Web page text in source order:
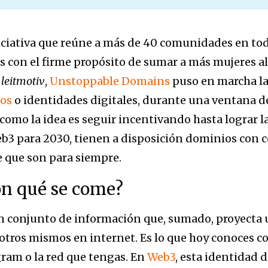
que reúne a más de 40 comunidades en
con el firme propósito de sumar a más mujeres al
leitmotiv,Unstoppable Domains puso en marcha
o identidades digitales, durante una ventana
la idea es seguir incentivando hasta lograr
para 2030, tienen a disposición dominios con
son para siempre.
qué se come?
de información que, sumado, proyecta
mismos en internet. Es lo que hoy conoces
o la red que tengas. EnWeb3, esta identidad